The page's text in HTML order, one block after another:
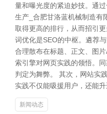
量和曝光度的紧迫妙技。通
生产_合肥甘洛蓝机械制造有
取得更高的排行，从而招引
词优化是SEO的中枢。遴荐
合理散布在标题、正文、图
索引擎对网页实践的领悟。
判定为舞弊。 其次，网站实
实践不仅能吸援用户，还能
新闻动态